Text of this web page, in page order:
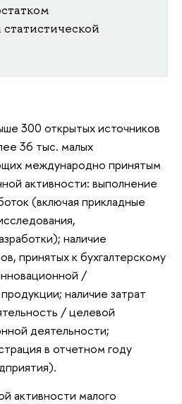
300 открытых источников
36 тыс. малых
международно принятым
активности: выполнение
(включая прикладные
наличие
принятых к бухгалтерскому
/
наличие затрат
/ целевой
деятельности;
в отчетном году
активности малого